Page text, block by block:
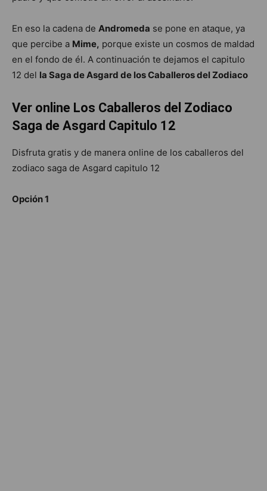
En eso la cadena de Andromeda se pone en ataque, ya
que percibe a Mime, porque existe un cosmos de maldad
en el fondo de él. A continuación te dejamos el capitulo
12 del la Saga de Asgard de los Caballeros del Zodiaco
Ver online Los Caballeros del Zodiaco
Saga de Asgard Capitulo 12
Disfruta gratis y de manera online de los caballeros del
zodiaco saga de Asgard capitulo 12
Opción 1